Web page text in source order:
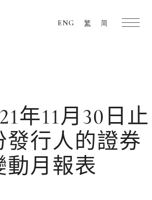
ENG 繁 简
年11月30日止
發行人的證券
動月報表